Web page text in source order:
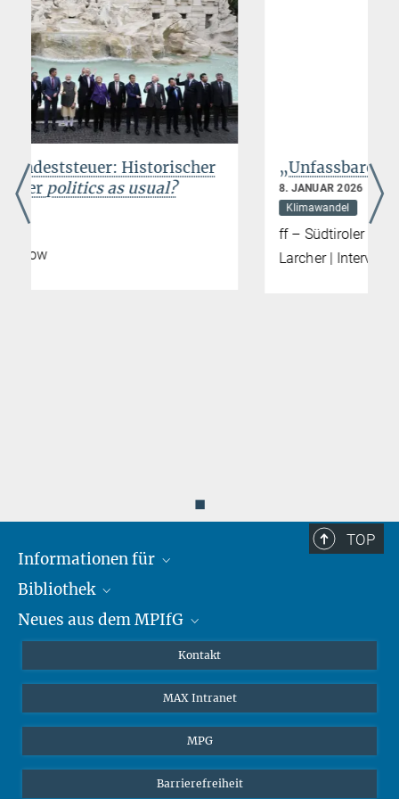
„Unfassbares politisches Versagen“
8. JANUAR 2026
ff – Südtiroler Wochenmagazin, Markus
Larcher | Interview mit Jens Beckert
◼
TOP
Informationen für
Forschende
Gäste
Bibliothek
Profil
Remote Zugriff EZproxy
Neues aus dem MPIfG
Newsletter abonnieren
MPIfG auf LinkedIn
Magazin Gesellschaftsforschung
Kontakt
MAX Intranet
MPG
Barrierefreiheit